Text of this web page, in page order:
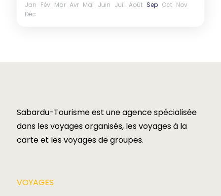
Jan Fév Mar Avr Mai Juin Juil Août Sep Oct Nov
Déc
Sabardu-Tourisme est une agence spécialisée
dans les voyages organisés, les voyages à la
carte et les voyages de groupes.​
VOYAGES​